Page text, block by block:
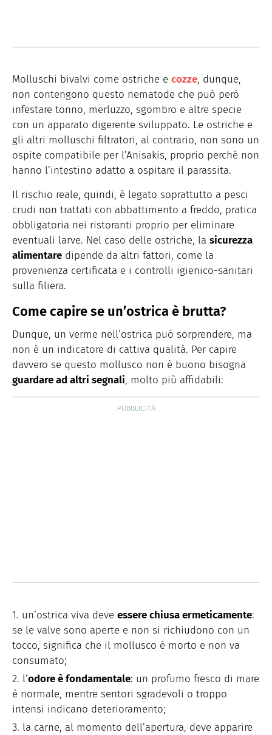
Molluschi bivalvi come ostriche e cozze, dunque,
non contengono questo nematode che può però
infestare tonno, merluzzo, sgombro e altre specie
con un apparato digerente sviluppato. Le ostriche e
gli altri molluschi filtratori, al contrario, non sono un
ospite compatibile per l’Anisakis, proprio perché non
hanno l’intestino adatto a ospitare il parassita.
Il rischio reale, quindi, è legato soprattutto a pesci
crudi non trattati con abbattimento a freddo, pratica
obbligatoria nei ristoranti proprio per eliminare
eventuali larve. Nel caso delle ostriche, la sicurezza
alimentare dipende da altri fattori, come la
provenienza certificata e i controlli igienico-sanitari
sulla filiera.
Come capire se un’ostrica è brutta?
Dunque, un verme nell’ostrica può sorprendere, ma
non è un indicatore di cattiva qualità. Per capire
davvero se questo mollusco non è buono bisogna
guardare ad altri segnali, molto più affidabili:
un’ostrica viva deve essere chiusa ermeticamente:
se le valve sono aperte e non si richiudono con un
tocco, significa che il mollusco è morto e non va
consumato;
l’odore è fondamentale: un profumo fresco di mare
è normale, mentre sentori sgradevoli o troppo
intensi indicano deterioramento;
la carne, al momento dell’apertura, deve apparire